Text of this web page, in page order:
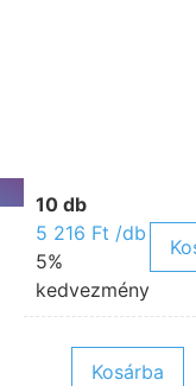
10 db
5 216 Ft /db
5%
kedvezmény
Kosárba